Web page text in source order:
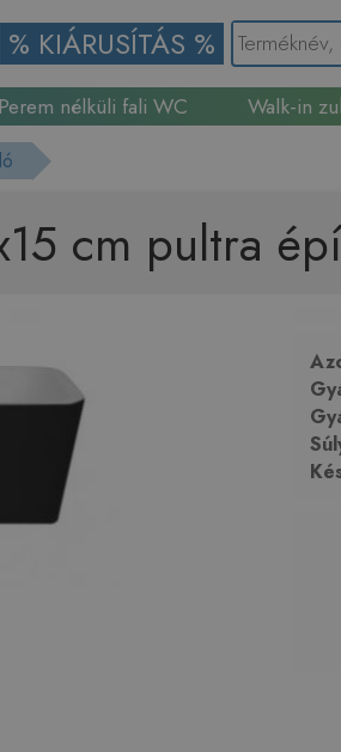
% KIÁRUSÍTÁS %
Perem nélküli fali WC Walk-in
cm pultra